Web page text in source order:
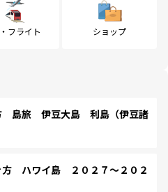
フライト ショップ
島旅 伊豆大島 利島（伊豆諸
ハワイ島 ２０２７～２０２